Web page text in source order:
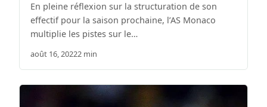
En pleine réflexion sur la structuration de son
effectif pour la saison prochaine, l’AS Monaco
multiplie les pistes sur le…
août 16, 20222 min